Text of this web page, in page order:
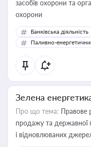
засобів охорони та
охорони
Банківська діяльність
Паливно-
Зелена
Про що тема: Правове
продажу та державної
і відновлюваних